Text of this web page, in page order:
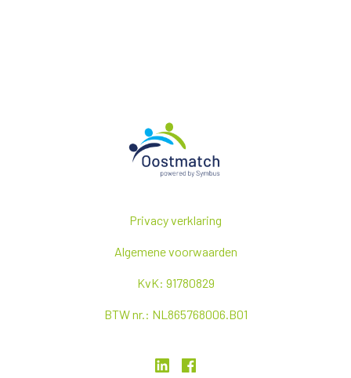
Homepagina
Privacy verklaring
Algemene voorwaarden
KvK: 91780829
BTW nr.: NL865768006.B01